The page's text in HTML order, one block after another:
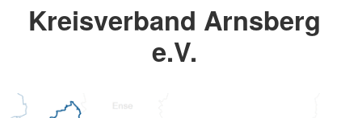
Kreisverband Arnsberg
e.V.